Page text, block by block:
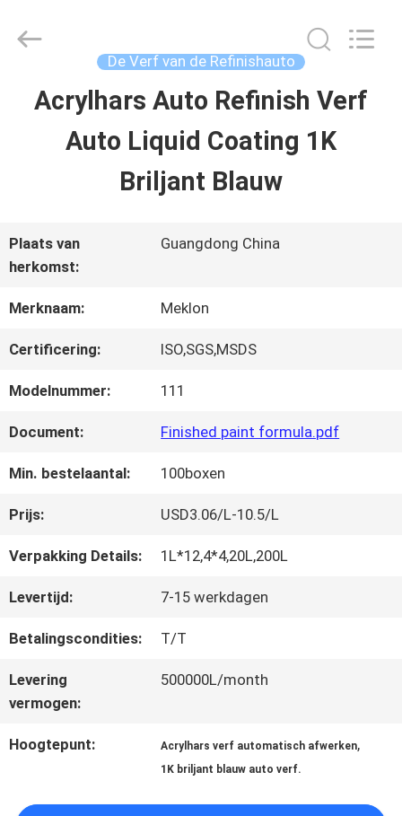
THUIS
PRODUCTEN
VIDEOS
OVER
ONS
KWALITEITSCONTROLE
CONTACTEER
ONS
NIEUWS
VRAAG
EEN
OFFERTE
Meklon
De Verf van de Refinishauto
Acrylhars Auto Refinish Verf
Auto Liquid Coating 1K
Briljant Blauw
Plaats van
herkomst:
Guangdong China
Merknaam: Meklon
Certificering: ISO,SGS,MSDS
Modelnummer: 111
Document: Finished paint formula.pdf
Min. bestelaantal: 100boxen
Prijs: USD3.06/L-10.5/L
Verpakking Details: 1L*12,4*4,20L,200L
Levertijd: 7-15 werkdagen
Betalingscondities: T/T
Levering
vermogen:
500000L/month
Hoogtepunt: Acrylhars verf automatisch afwerken,
1K briljant blauw auto verf.